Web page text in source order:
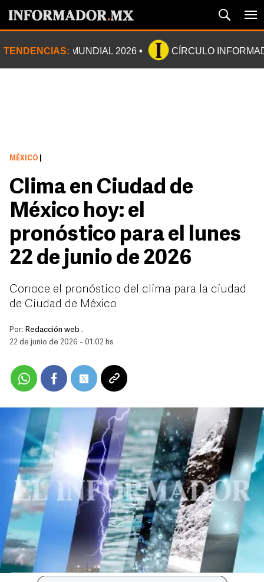
TENDENCIAS: MUNDIAL 2026 CÍRCULO
MÉXICO
Clima en Ciudad de
México hoy: el
pronóstico para el lunes
22 de junio de 2026
Conoce el pronóstico del clima para la ciudad
de Ciudad de México
Por: Redacción web .
22 de junio de 2026 - 01:02 hs